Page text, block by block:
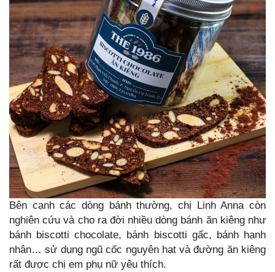
Bên cạnh các dòng bánh thường, chị Linh Anna còn
nghiên cứu và cho ra đời nhiều dòng bánh ăn kiêng như
bánh biscotti chocolate, bánh biscotti gấc, bánh hạnh
nhân… sử dụng ngũ cốc nguyên hạt và đường ăn kiêng
rất được chị em phụ nữ yêu thích.